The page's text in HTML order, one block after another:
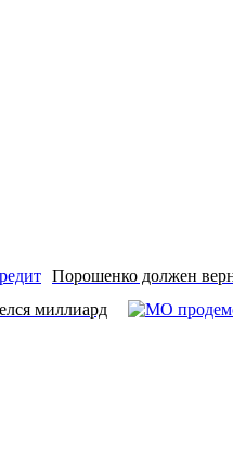
Порошенко должен
миллиард